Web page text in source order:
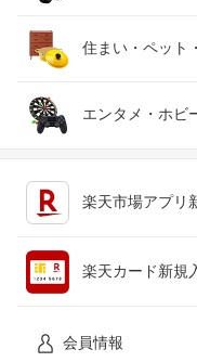
腕時計
ジュエリー・ア
スマートフォン
パソコン・周辺
ゴルフ
車用品・バイク
車・バイク
住まい・ペット
インテリア・寝
エンタメ・ホビ
楽天市場アプリ
楽天カード新規
会員情報